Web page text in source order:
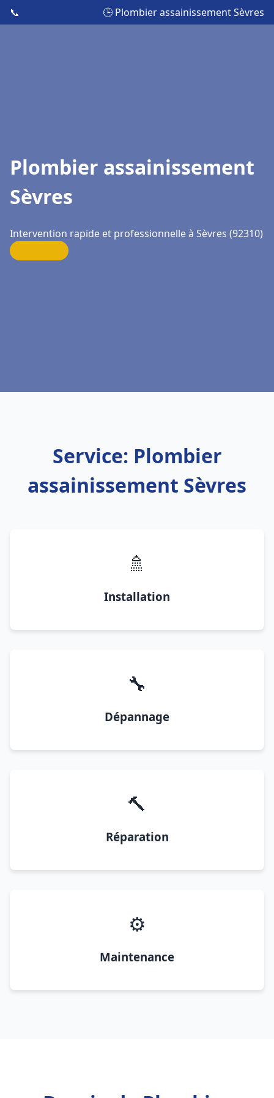
📞 🕒 Plombier assainissement Sèvres
Plombier assainissement
Sèvres
Intervention rapide et professionnelle à Sèvres (92310)
Service: Plombier
assainissement Sèvres
🚿
Installation
🔧
Dépannage
🔨
Réparation
⚙️
Maintenance